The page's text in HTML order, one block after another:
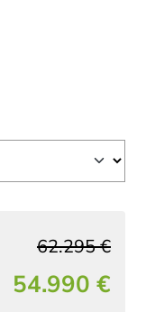
54.990 €
62.295 €